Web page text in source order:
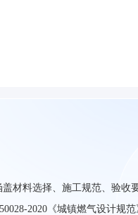
材料选择、施工规范、验收
2020《城镇燃气设计规